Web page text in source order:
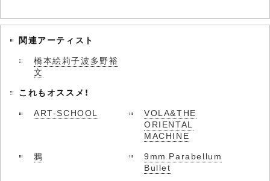
関連アーティスト
橋本絵莉子波多野裕
文
これもオススメ！
ART-SCHOOL
VOLA&THE
ORIENTAL
MACHINE
鴉
9mm Parabellum
Bullet